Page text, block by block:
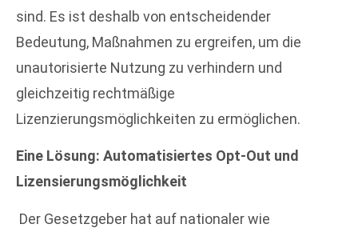
sind. Es ist deshalb von entscheidender
Bedeutung, Maßnahmen zu ergreifen, um die
unautorisierte Nutzung zu verhindern und
gleichzeitig rechtmäßige
Lizenzierungsmöglichkeiten zu ermöglichen.
Eine Lösung: Automatisiertes Opt-Out und
Lizensierungsmöglichkeit
Der Gesetzgeber hat auf nationaler wie